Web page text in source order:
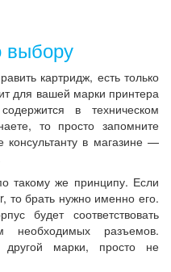
выбору
картридж, есть только
для вашей марки принтера
в техническом
то просто запомните
в магазине —
такому же принципу. Если
то брать нужно именно его.
будет соответствовать
необходимых разъемов.
другой марки, просто не